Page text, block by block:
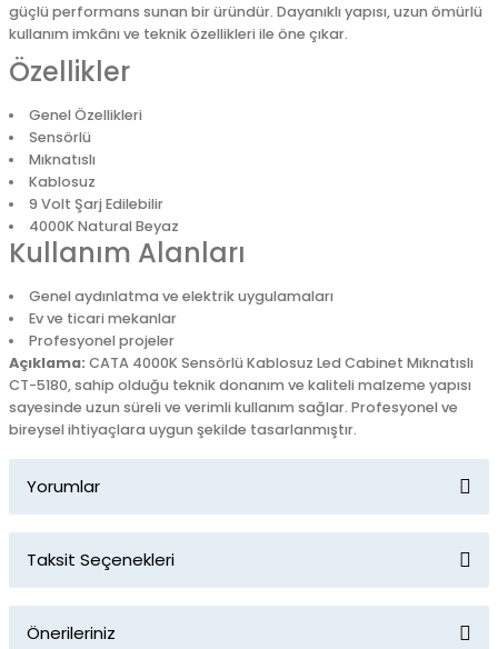
güçlü performans sunan bir üründür. Dayanıklı yapısı, uzun ömürlü
kullanım imkânı ve teknik özellikleri ile öne çıkar.
Özellikler
Genel Özellikleri
Sensörlü
Mıknatıslı
Kablosuz
9 Volt Şarj Edilebilir
4000K Natural Beyaz
Kullanım Alanları
Genel aydınlatma ve elektrik uygulamaları
Ev ve ticari mekanlar
Profesyonel projeler
Açıklama: CATA 4000K Sensörlü Kablosuz Led Cabinet Mıknatıslı
CT-5180, sahip olduğu teknik donanım ve kaliteli malzeme yapısı
sayesinde uzun süreli ve verimli kullanım sağlar. Profesyonel ve
bireysel ihtiyaçlara uygun şekilde tasarlanmıştır.
Yorumlar
Taksit Seçenekleri
Önerileriniz